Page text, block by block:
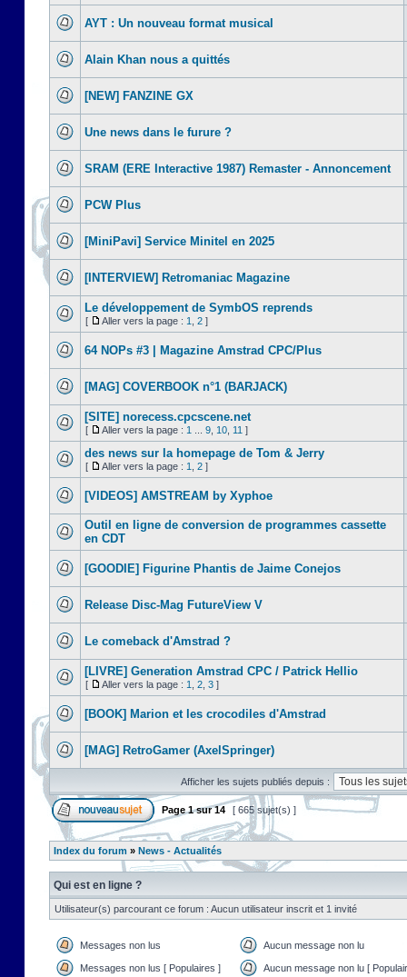
AYT : Un nouveau format musical
Alain Khan nous a quittés
[NEW] FANZINE GX
Une news dans le furure ?
SRAM (ERE Interactive 1987) Remaster - Annoncement
PCW Plus
[MiniPavi] Service Minitel en 2025
[INTERVIEW] Retromaniac Magazine
Le développement de SymbOS reprends
[ Aller vers la page : 1 2 ]
64 NOPs #3 | Magazine Amstrad CPC/Plus
[MAG] COVERBOOK n°1 (BARJACK)
[SITE] norecess.cpcscene.net
[ Aller vers la page : 1 9 10 11 ]
des news sur la homepage de Tom & Jerry
[ Aller vers la page : 1 2 ]
[VIDEOS] AMSTREAM by Xyphoe
Outil en ligne de conversion de programmes cassette
en CDT
[GOODIE] Figurine Phantis de Jaime Conejos
Release Disc-Mag FutureView V
Le comeback d'Amstrad ?
[LIVRE] Generation Amstrad CPC / Patrick Hellio
[ Aller vers la page : 1 2 3 ]
[BOOK] Marion et les crocodiles d'Amstrad
[MAG] RetroGamer (AxelSpringer)
Afficher les sujets publiés depuis :
Page1sur14 [ 665 sujet(s) ]
Index du forum » News - Actualités
Qui est en ligne ?
Utilisateur(s) parcourant ce forum : Aucun utilisateur inscrit et 1 invité
Messages non lus Aucun message non lu
Messages non lus [ Populaires ] Aucun message non lu [